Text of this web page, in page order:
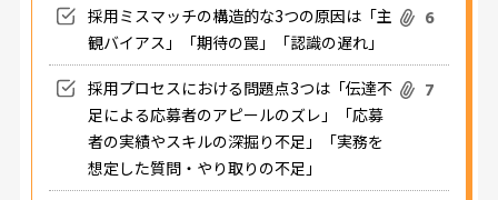
採用ミスマッチの構造的な3つの原因は「主
観バイアス」「期待の罠」「認識の遅れ」
6
採用プロセスにおける問題点3つは「伝達不
足による応募者のアピールのズレ」「応募
者の実績やスキルの深掘り不足」「実務を
想定した質問・やり取りの不足」
7